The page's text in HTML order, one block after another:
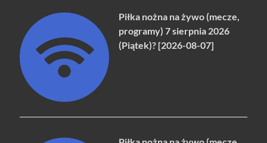
Piłka nożna na żywo (mecze,
programy) 7 sierpnia 2026
(Piątek)? [2026-08-07]